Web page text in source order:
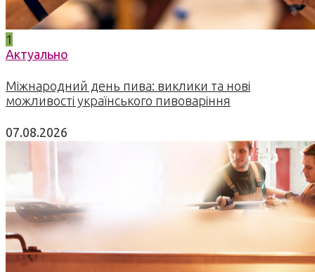
1
Актуально
Міжнародний день пива: виклики та нові
можливості українського пивоваріння
07.08.2026